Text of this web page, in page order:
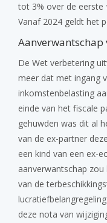
tot 3% over de eerste
Vanaf 2024 geldt het
De Wet verbetering
meer dat met ingang
inkomstenbelasting
einde van het fiscale
gehuwden was dit al
van de ex-partner
een kind van een ex-
aanverwantschap
van de
deze nota van